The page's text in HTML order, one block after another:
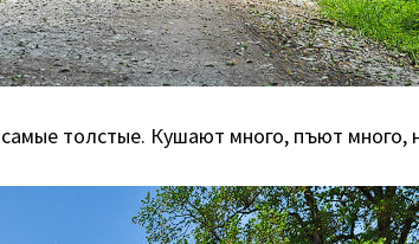
толстые. Кушают много, пъют много,